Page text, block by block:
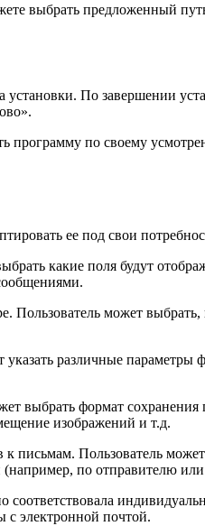
выбрать предложенный
По завершении
по своему
ее под свои
какие поля будут
может выбрать,
различные параметры
выбрать формат
изображений и т.д.
письмам. Пользователь
по отправителю
электронной почтой.